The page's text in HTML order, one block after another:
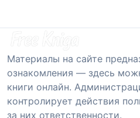
Материалы на сайте
ознакомления — здесь
книги онлайн.
контролирует действия
за них ответственности.